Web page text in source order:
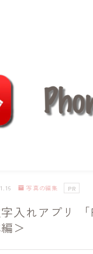
写真の編集 PR
入れアプリ
＞